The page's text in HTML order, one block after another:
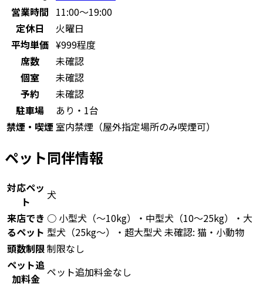
営業時間 11:00～19:00
定休日
火曜日
平均単価 ¥999程度
席数
未確認
個室
未確認
予約
未確認
駐車場
あり・1台
禁煙・喫煙 室内禁煙（屋外指定場所のみ喫煙可）
ペット同伴情報
対応ペッ
ト
犬
来店でき
るペット
○ 小型犬（〜10kg）・中型犬（10〜25kg）・大
型犬（25kg〜）・超大型犬 未確認: 猫・小動物
頭数制限制限なし
ペット追
加料金 ペット追加料金なし